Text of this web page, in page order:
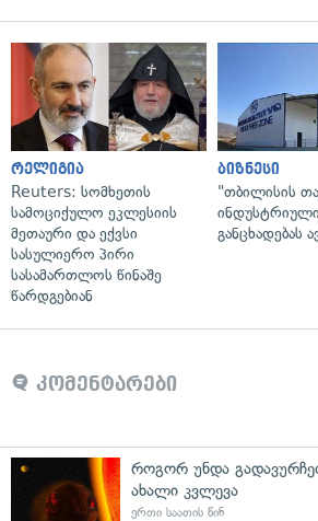
რელიგია
Reuters: სომხეთის
სამოციქულო ეკლესიის
მეთაური და ექვსი
სასულიერო პირი
სასამართლოს წინაშე
წარდგებიან
ბიზნესი
"თბილისის
განცხადებას
კომენტარები
როგორ უნდა
ახალი კვლევა
ერთი საათის წინ